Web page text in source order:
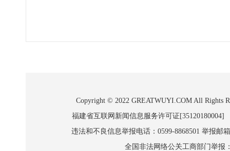
Copyright © 2022 GREATWUYI.COM All Rights
福建省互联网新闻信息服务许可证
违法和不良信息举报电话：0599-8868501 举报邮
全国非法网络公关工商部门举报